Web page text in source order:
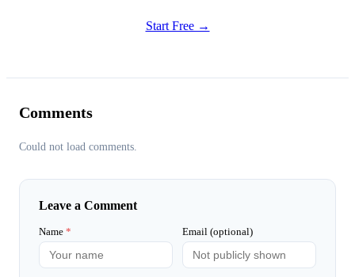
Start Free →
Comments
Could not load comments.
Leave a Comment
Name * Email (optional)